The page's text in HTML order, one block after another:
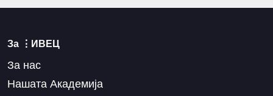
За ⋮ИВЕЦ
За нас
Нашата Академија